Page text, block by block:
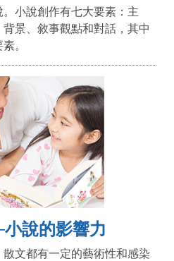
小說創作有七大要素：主
景、敘事觀點和對話，其中
。
說的影響力
文都有一定的藝術性和感染